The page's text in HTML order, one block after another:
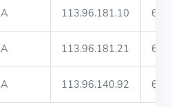
A 113.96.181.10 60
A 113.96.181.21 60
A 113.96.140.92 60